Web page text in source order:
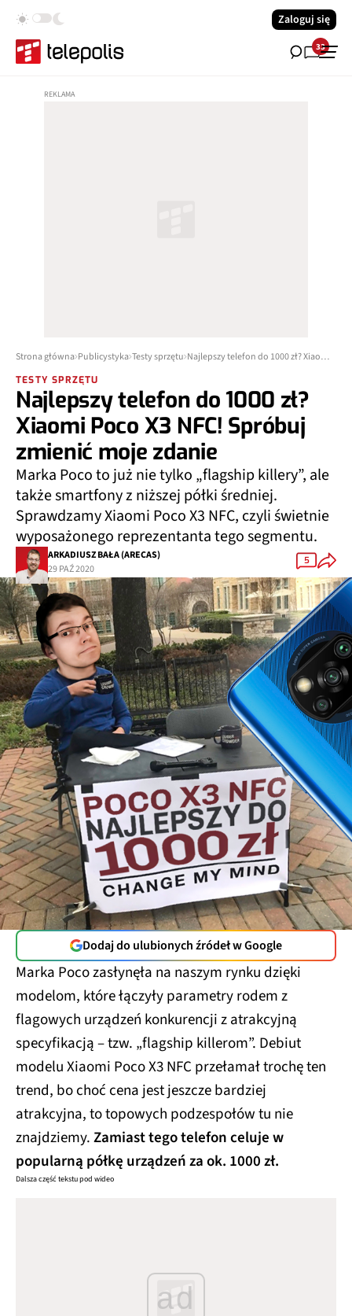
Zaloguj się
33
Strona główna Publicystyka Testy sprzętu Najlepszy telefon do 1000 zł? Xiaomi Poco X3 NFC! Spróbuj zmienić moje zdanie
TESTY SPRZĘTU
Najlepszy telefon do 1000 zł?
Xiaomi Poco X3 NFC! Spróbuj
zmienić moje zdanie
Marka Poco to już nie tylko „flagship killery”, ale
także smartfony z niższej półki średniej.
Sprawdzamy Xiaomi Poco X3 NFC, czyli świetnie
wyposażonego reprezentanta tego segmentu.
ARKADIUSZ BAŁA (ARECAS)
29 PAŹ 2020
5
Dodaj do ulubionych źródeł w Google
Marka Poco zasłynęła na naszym rynku dzięki
modelom, które łączyły parametry rodem z
flagowych urządzeń konkurencji z atrakcyjną
specyfikacją – tzw. „flagship killerom”. Debiut
modelu Xiaomi Poco X3 NFC przełamał trochę ten
trend, bo choć cena jest jeszcze bardziej
atrakcyjna, to topowych podzespołów tu nie
znajdziemy.Zamiast tego telefon celuje w
popularną półkę urządzeń za ok. 1000 zł.
Dalsza część tekstu pod wideo
ad